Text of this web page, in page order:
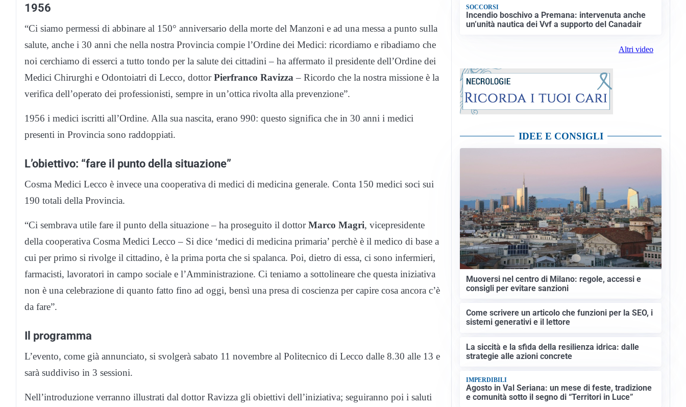
1956
“Ci siamo permessi di abbinare al 150° anniversario della morte del Manzoni e ad una messa a punto sulla
salute, anche i 30 anni che nella nostra Provincia compie l’Ordine dei Medici: ricordiamo e ribadiamo che
noi cerchiamo di esserci a tutto tondo per la salute dei cittadini – ha affermato il presidente dell’Ordine dei
Medici Chirurghi e Odontoiatri di Lecco, dottorPierfranco Ravizza – Ricordo che la nostra missione è la
verifica dell’operato dei professionisti, sempre in un’ottica rivolta alla prevenzione”.
1956 i medici iscritti all’Ordine. Alla sua nascita, erano 990: questo significa che in 30 anni i medici
presenti in Provincia sono raddoppiati.
L’obiettivo: “fare il punto della situazione”
Cosma Medici Lecco è invece una cooperativa di medici di medicina generale. Conta 150 medici soci sui
190 totali della Provincia.
“Ci sembrava utile fare il punto della situazione – ha proseguito il dottorMarco Magri, vicepresidente
della cooperativa Cosma Medici Lecco – Si dice ‘medici di medicina primaria’ perchè è il medico di base a
cui per primo si rivolge il cittadino, è la prima porta che si spalanca. Poi, dietro di essa, ci sono infermieri,
farmacisti, lavoratori in campo sociale e l’Amministrazione. Ci teniamo a sottolineare che questa iniziativa
non è una celebrazione di quanto fatto fino ad oggi, bensì una presa di coscienza per capire cosa ancora c’è
da fare”.
Il programma
L’evento, come già annunciato, si svolgerà sabato 11 novembre al Politecnico di Lecco dalle 8.30 alle 13 e
sarà suddiviso in 3 sessioni.
Nell’introduzione verranno illustrati dal dottor Ravizza gli obiettivi dell’iniziativa; seguiranno poi i saluti
SOCCORSI
Incendio boschivo a Premana: intervenuta anche
un’unità nautica dei Vvf a supporto del Canadair
Altri video
IDEE E CONSIGLI
Muoversi nel centro di Milano: regole, accessi e
consigli per evitare sanzioni
Come scrivere un articolo che funzioni per la SEO, i
sistemi generativi e il lettore
La siccità e la sfida della resilienza idrica: dalle
strategie alle azioni concrete
IMPERDIBILI
Agosto in Val Seriana: un mese di feste, tradizione
e comunità sotto il segno di “Territori in Luce”